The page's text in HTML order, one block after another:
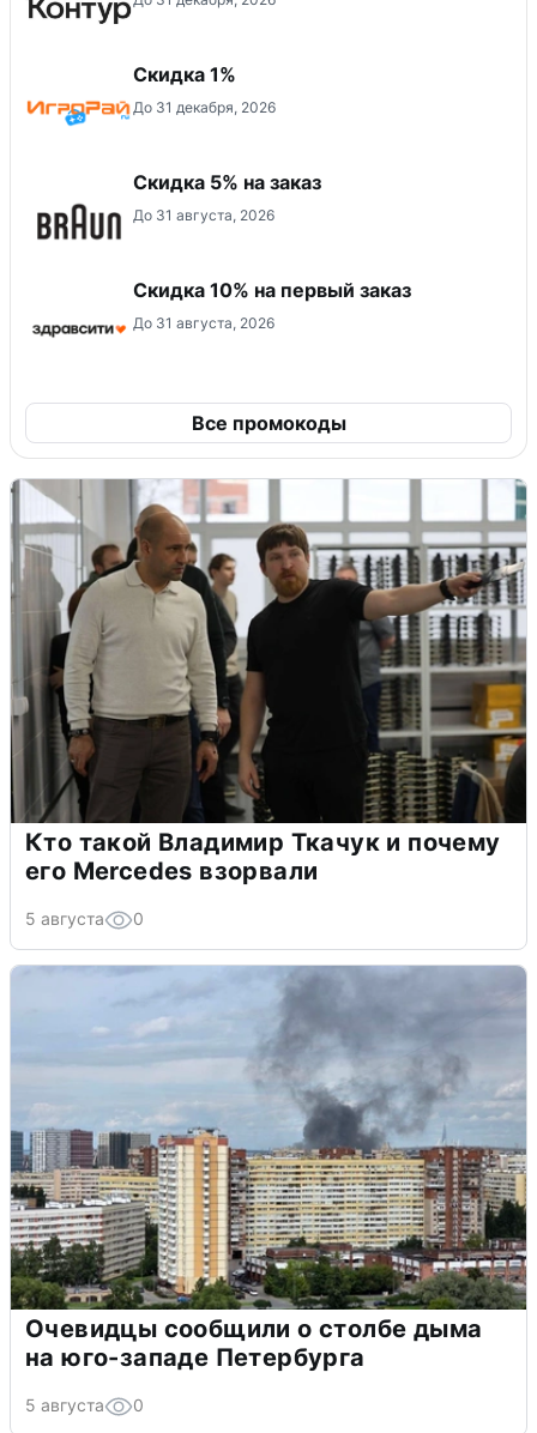
Скидка 1%
До 31 декабря, 2026
​Скидка 5% на заказ
До 31 августа, 2026
Скидка 10% на первый заказ
До 31 августа, 2026
Все промокоды
Кто такой Владимир Ткачук и почему
его Mercedes взорвали
5 августа 0
Очевидцы сообщили о столбе дыма
на юго-западе Петербурга
5 августа 0